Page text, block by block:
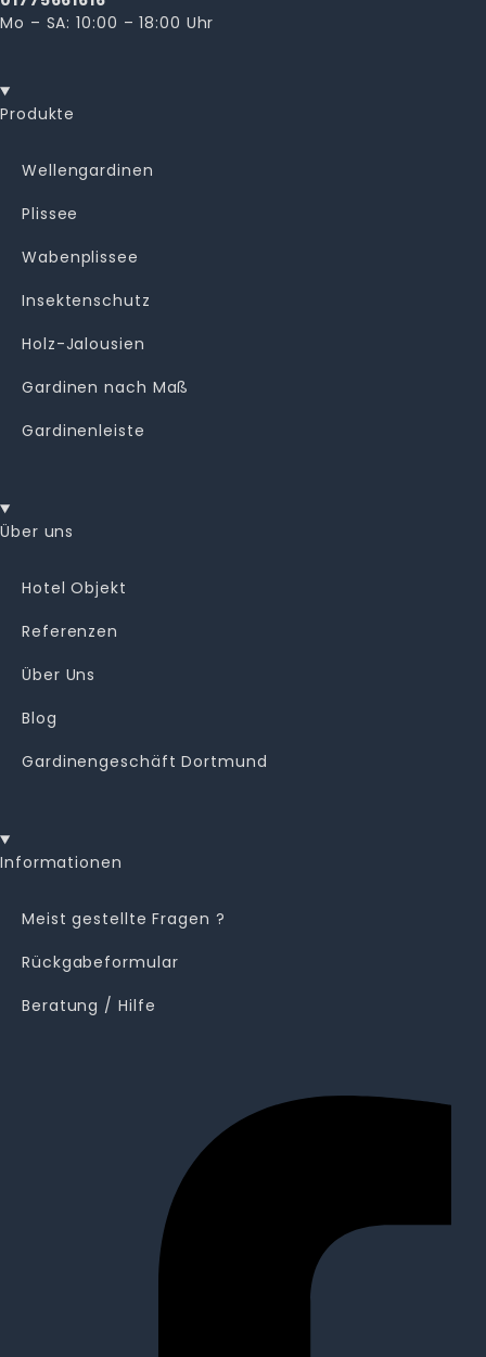
Mo – SA: 10:00 – 18:00 Uhr
Produkte
Wellengardinen
Plissee
Wabenplissee
Insektenschutz
Holz-Jalousien
Gardinen nach Maß
Gardinenleiste
Über uns
Hotel Objekt
Referenzen
Über Uns
Blog
Gardinengeschäft Dortmund
Informationen
Meist gestellte Fragen ?
Rückgabeformular
Beratung / Hilfe